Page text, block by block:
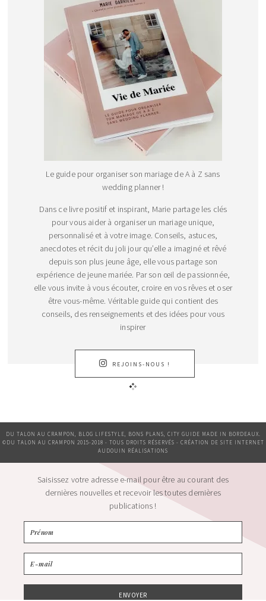
Le guide pour organiser son mariage de A à Z sans
wedding planner !
Dans ce livre positif et inspirant, Marie partage les clés
pour vous aider à organiser un mariage unique,
personnalisé et à votre image. Conseils, astuces,
anecdotes et récit du joli jour qu’elle a imaginé et rêvé
depuis son plus jeune âge, elle vous partage son
expérience de jeune mariée. Par son œil de passionnée,
elle vous invite à vous écouter, croire en vos rêves et oser
être vous-même. Véritable guide qui contient des
conseils, des renseignements et des idées pour vous
inspirer
REJOINS-NOUS !
DU TALON AU CRAMPON, BLOG LIFESTYLE, BONS PLANS, CITY GUIDE MADE IN BORDEAUX.
©DU TALON AU CRAMPON 2015-2018 - TOUS DROITS RÉSERVÉS - CRÉATION DE SITE INTERNET
AUDOUIN RÉALISATIONS
Saisissez votre adresse e-mail pour être au courant des
dernières nouvelles et recevoir les toutes dernières
publications !